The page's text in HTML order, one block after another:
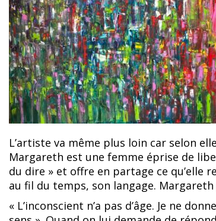
L’artiste va même plus loin car selon
Margareth est une femme éprise de
du dire » et offre en partage ce qu’elle
au fil du temps, son langage.
« L’inconscient n’a pas d’âge. Je ne